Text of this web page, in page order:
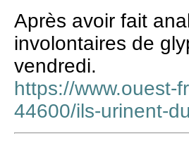
Après avoir fait
involontaires de
vendredi.
https://www.ouest-
44600/ils-urinent-